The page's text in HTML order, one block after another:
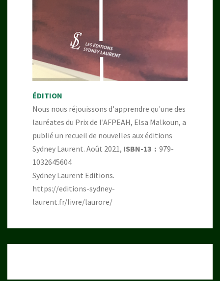
ÉDITION
Nous nous réjouissons d'apprendre qu'une des
lauréates du Prix de l'AFPEAH, Elsa Malkoun, a
publié un recueil de nouvelles aux éditions
Sydney Laurent. Août 2021,
ISBN-13 ‏ : ‎ 979-
1032645604
Sydney Laurent Editions.
https://editions-sydney-
laurent.fr/livre/laurore/